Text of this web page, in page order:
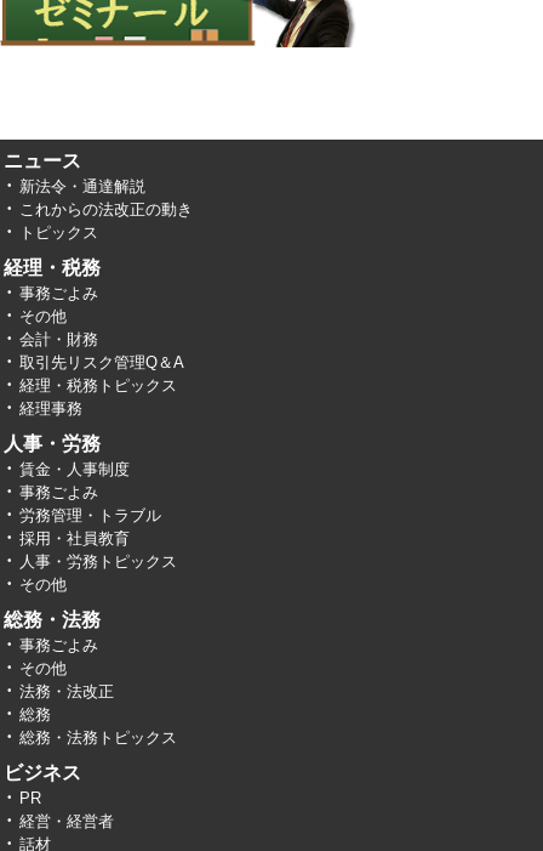
ニュース
新法令・通達解説
これからの法改正の動き
トピックス
経理・税務
事務ごよみ
その他
会計・財務
取引先リスク管理Q＆A
経理・税務トピックス
経理事務
人事・労務
賃金・人事制度
事務ごよみ
労務管理・トラブル
採用・社員教育
人事・労務トピックス
その他
総務・法務
事務ごよみ
その他
法務・法改正
総務
総務・法務トピックス
ビジネス
PR
経営・経営者
話材